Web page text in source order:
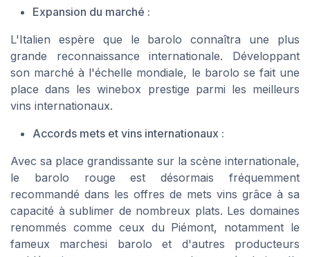
Expansion du marché :
L'Italien espère que le barolo connaîtra une plus
grande reconnaissance internationale. Développant
son marché à l'échelle mondiale, le barolo se fait une
place dans les winebox prestige parmi les meilleurs
vins internationaux.
Accords mets et vins internationaux :
Avec sa place grandissante sur la scène internationale,
le barolo rouge est désormais fréquemment
recommandé dans les offres de mets vins grâce à sa
capacité à sublimer de nombreux plats. Les domaines
renommés comme ceux du Piémont, notamment le
fameux marchesi barolo et d'autres producteurs